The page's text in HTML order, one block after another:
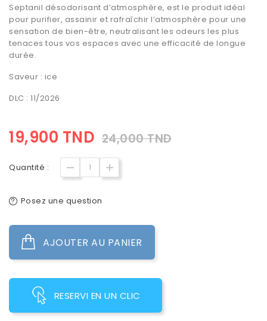
Septanil désodorisant d’atmosphère, est le produit idéal
pour purifier, assainir et rafraîchir l’atmosphère pour une
sensation de bien-être, neutralisant les odeurs les plus
tenaces tous vos espaces avec une efficacité de longue
durée.
Saveur : ice
DLC : 11/2026
19,900 TND 24,000 TND
Quantité :
Posez une question
AJOUTER AU PANIER
RESERVI EN UN CLIC